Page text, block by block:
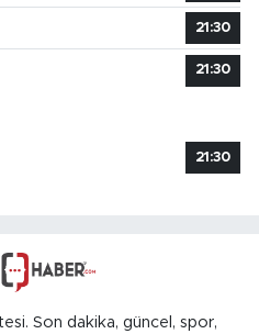
21:30
21:30
21:30
Son dakika, güncel, spor,